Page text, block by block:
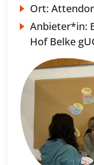
Ort:
Anbieter*in:
Hof Belke